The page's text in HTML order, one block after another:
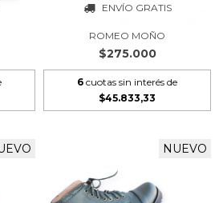
ENVÍO GRATIS
ROMEO MOÑO
$275.000
6 cuotas sin interés de
$45.833,33
NUEVO